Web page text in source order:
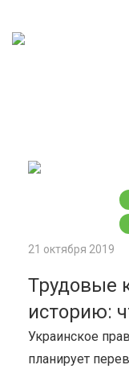
21 октября 2019
Трудовые
историю:
Украинское
планирует